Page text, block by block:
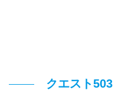
クエスト503